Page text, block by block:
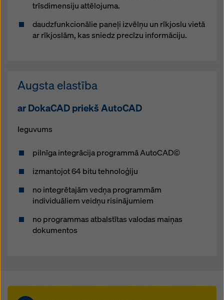
trīsdimensiju attēlojuma.
daudzfunkcionālie paneļi izvēlņu un rīkjoslu vietā
ar rīkjoslām, kas sniedz precīzu informāciju.
Augsta elastība
ar DokaCAD priekš AutoCAD
Ieguvums
pilnīga integrācija programmā AutoCAD©
izmantojot 64 bitu tehnoloģiju
no integrētajām vedņa programmām
individuāliem veidņu risinājumiem
no programmas atbalstītas valodas maiņas
dokumentos